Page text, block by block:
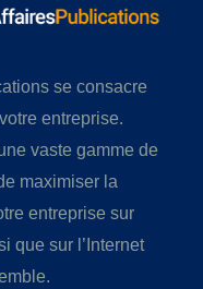
se consacre
entreprise.
vaste gamme de
maximiser la
entreprise sur
que sur l’Internet